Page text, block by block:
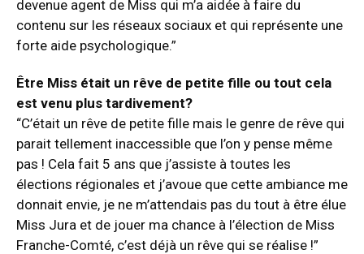
devenue agent de Miss qui m’a aidée à faire du
contenu sur les réseaux sociaux et qui représente une
forte aide psychologique.”
Être Miss était un rêve de petite fille ou tout cela
est venu plus tardivement?
“C’était un rêve de petite fille mais le genre de rêve qui
parait tellement inaccessible que l’on y pense même
pas ! Cela fait 5 ans que j’assiste à toutes les
élections régionales et j’avoue que cette ambiance me
donnait envie, je ne m’attendais pas du tout à être élue
Miss Jura et de jouer ma chance à l’élection de Miss
Franche-Comté, c’est déjà un rêve qui se réalise !”